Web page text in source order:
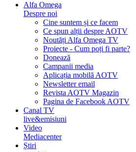
Alfa Omega
Despre noi
Cine suntem și ce facem
Ce spun alții despre AOTV
Noutăți Alfa Omega TV
Proiecte - Cum poți fi parte?
Donează
Campanii media
Aplicația mobilă AOTV
Newsletter email
Revista AOTV Magazin
Pagina de Facebook AOTV
Canal TV
live&emisiuni
Video
Mediacenter
Știri